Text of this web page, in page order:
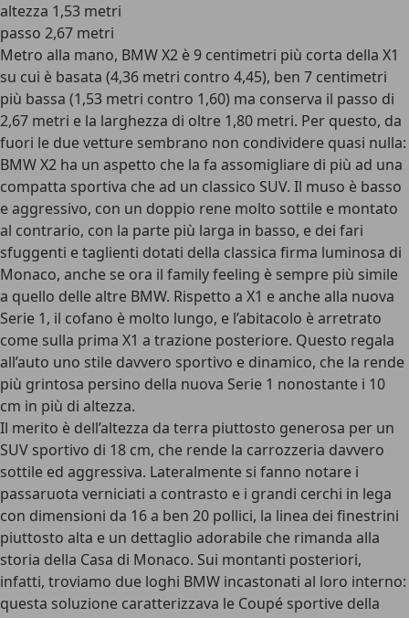
altezza 1,53 metri
passo 2,67 metri
Metro alla mano, BMW X2 è 9 centimetri più corta della X1
su cui è basata (4,36 metri contro 4,45), ben 7 centimetri
più bassa (1,53 metri contro 1,60) ma conserva il passo di
2,67 metri e la larghezza di oltre 1,80 metri. Per questo, da
fuori le due vetture sembrano non condividere quasi nulla:
BMW X2 ha un aspetto che la fa assomigliare di più ad una
compatta sportiva che ad un classico SUV. Il muso è basso
e aggressivo, con un doppio rene molto sottile e montato
al contrario, con la parte più larga in basso, e dei fari
sfuggenti e taglienti dotati della classica firma luminosa di
Monaco, anche se ora il family feeling è sempre più simile
a quello delle altre BMW. Rispetto a X1 e anche alla nuova
Serie 1, il cofano è molto lungo, e l’abitacolo è arretrato
come sulla prima X1 a trazione posteriore. Questo regala
all’auto uno stile davvero sportivo e dinamico, che la rende
più grintosa persino della nuova Serie 1 nonostante i 10
cm in più di altezza.
Il merito è dell’altezza da terra piuttosto generosa per un
SUV sportivo di 18 cm, che rende la carrozzeria davvero
sottile ed aggressiva. Lateralmente si fanno notare i
passaruota verniciati a contrasto e i grandi cerchi in lega
con dimensioni da 16 a ben 20 pollici, la linea dei finestrini
piuttosto alta e un dettaglio adorabile che rimanda alla
storia della Casa di Monaco. Sui montanti posteriori,
infatti, troviamo due loghi BMW incastonati al loro interno:
questa soluzione caratterizzava le Coupé sportive della